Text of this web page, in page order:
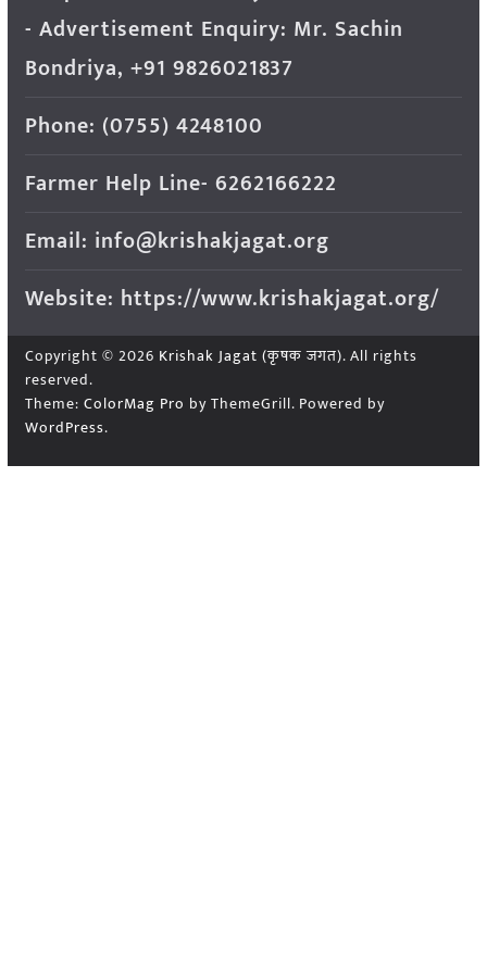
- Advertisement Enquiry: Mr. Sachin
Bondriya, +91 9826021837
Phone: (0755) 4248100
Farmer Help Line- 6262166222
Email: info@krishakjagat.org
Website: https://www.krishakjagat.org/
Copyright © 2026 Krishak Jagat (कृषक जगत). All rights
reserved.
Theme: ColorMag Pro by ThemeGrill. Powered by
WordPress.